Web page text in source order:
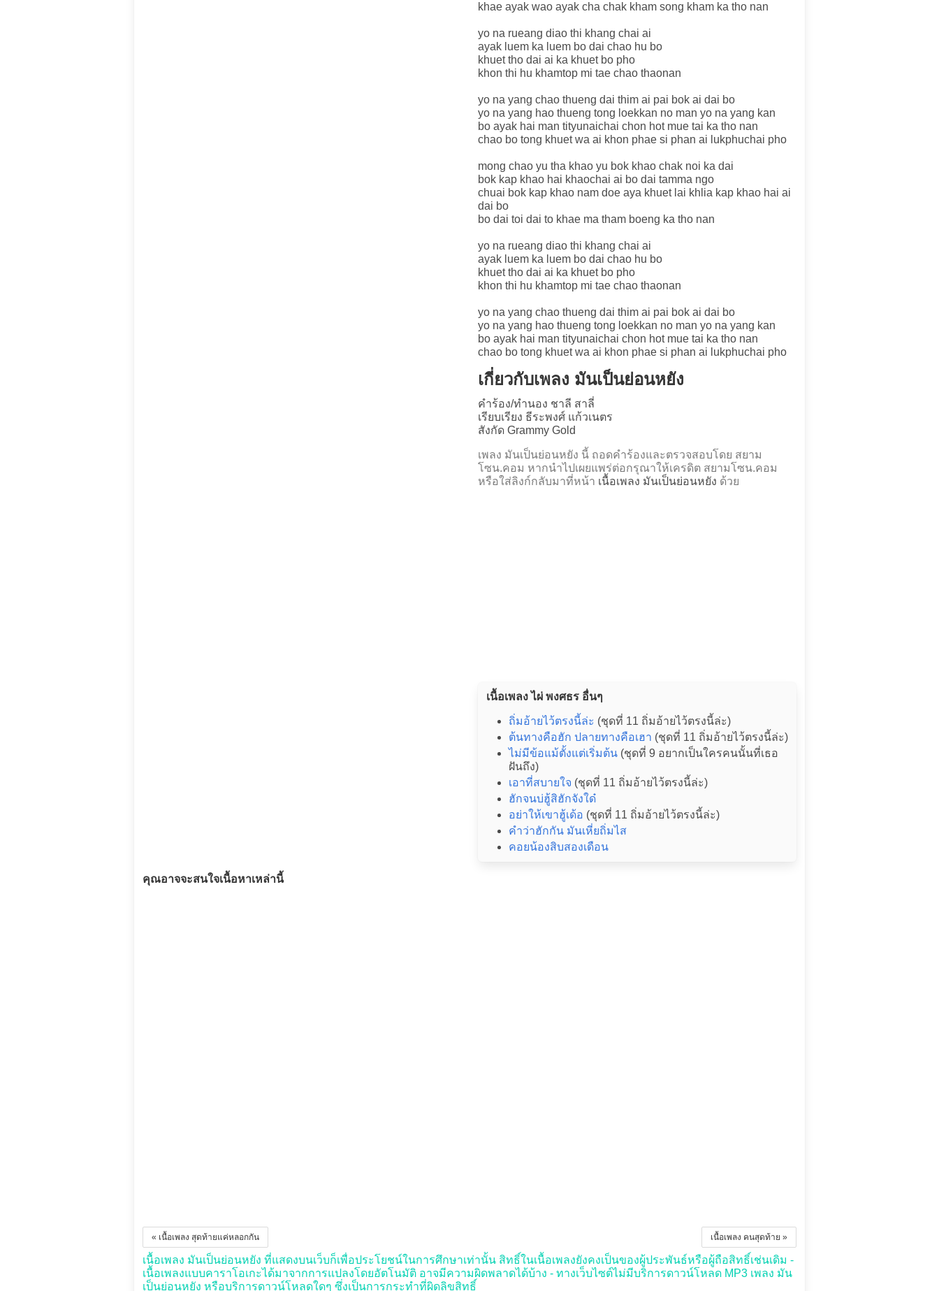
khae ayak wao ayak cha chak kham song kham ka tho nan
yo na rueang diao thi khang chai ai
ayak luem ka luem bo dai chao hu bo
khuet tho dai ai ka khuet bo pho
khon thi hu khamtop mi tae chao thaonan
yo na yang chao thueng dai thim ai pai bok ai dai bo
yo na yang hao thueng tong loekkan no man yo na yang kan
bo ayak hai man tityunaichai chon hot mue tai ka tho nan
chao bo tong khuet wa ai khon phae si phan ai lukphuchai pho
mong chao yu tha khao yu bok khao chak noi ka dai
bok kap khao hai khaochai ai bo dai tamma ngo
chuai bok kap khao nam doe aya khuet lai khlia kap khao hai ai
dai bo
bo dai toi dai to khae ma tham boeng ka tho nan
yo na rueang diao thi khang chai ai
ayak luem ka luem bo dai chao hu bo
khuet tho dai ai ka khuet bo pho
khon thi hu khamtop mi tae chao thaonan
yo na yang chao thueng dai thim ai pai bok ai dai bo
yo na yang hao thueng tong loekkan no man yo na yang kan
bo ayak hai man tityunaichai chon hot mue tai ka tho nan
chao bo tong khuet wa ai khon phae si phan ai lukphuchai pho
เกี่ยวกับเพลง มันเป็นย่อนหยัง
คำร้อง/ทำนอง ชาลี สาลี่
เรียบเรียง ธีระพงศ์ แก้วเนตร
สังกัด Grammy Gold
เพลง มันเป็นย่อนหยัง นี้ ถอดคำร้องและตรวจสอบโดย สยาม
โซน.คอม หากนำไปเผยแพร่ต่อกรุณาให้เครดิต สยามโซน.คอม
หรือใส่ลิงก์กลับมาที่หน้า เนื้อเพลง มันเป็นย่อนหยัง ด้วย
เนื้อเพลง ไผ่ พงศธร อื่นๆ
ถิ่มอ้ายไว้ตรงนี้ล่ะ (ชุดที่ 11 ถิ่มอ้ายไว้ตรงนี้ล่ะ)
ต้นทางคือฮัก ปลายทางคือเฮา (ชุดที่ 11 ถิ่มอ้ายไว้ตรงนี้ล่ะ)
ไม่มีข้อแม้ตั้งแต่เริ่มต้น (ชุดที่ 9 อยากเป็นใครคนนั้นที่เธอ
ฝันถึง)
เอาที่สบายใจ (ชุดที่ 11 ถิ่มอ้ายไว้ตรงนี้ล่ะ)
ฮักจนบ่ฮู้สิฮักจังใด๋
อย่าให้เขาฮู้เด้อ (ชุดที่ 11 ถิ่มอ้ายไว้ตรงนี้ล่ะ)
คำว่าฮักกัน มันเหี่ยถิ่มไส
คอยน้องสิบสองเดือน
คุณอาจจะสนใจเนื้อหาเหล่านี้
เนื้อเพลง คนสุดท้าย »
« เนื้อเพลง สุดท้ายแค่หลอกกัน
เนื้อเพลง มันเป็นย่อนหยัง ที่แสดงบนเว็บก็เพื่อประโยชน์ในการศึกษาเท่านั้น สิทธิ์ในเนื้อเพลงยังคงเป็นของผู้ประพันธ์หรือผู้ถือสิทธิ์เช่นเดิม -
เนื้อเพลงแบบคาราโอเกะได้มาจากการแปลงโดยอัตโนมัติ อาจมีความผิดพลาดได้บ้าง - ทางเว็บไซต์ไม่มีบริการดาวน์โหลด MP3 เพลง มัน
เป็นย่อนหยัง หรือบริการดาวน์โหลดใดๆ ซึ่งเป็นการกระทำที่ผิดลิขสิทธิ์